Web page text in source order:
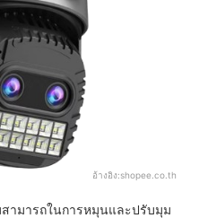
อ้างอิง:shopee.co.th
ามารถในการหมุนและปรับมุม